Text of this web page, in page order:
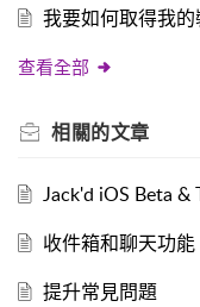
我要如何取得我
查看全部
相關的文章
Jack'd iOS Beta &
收件箱和聊天功能
提升常見問題